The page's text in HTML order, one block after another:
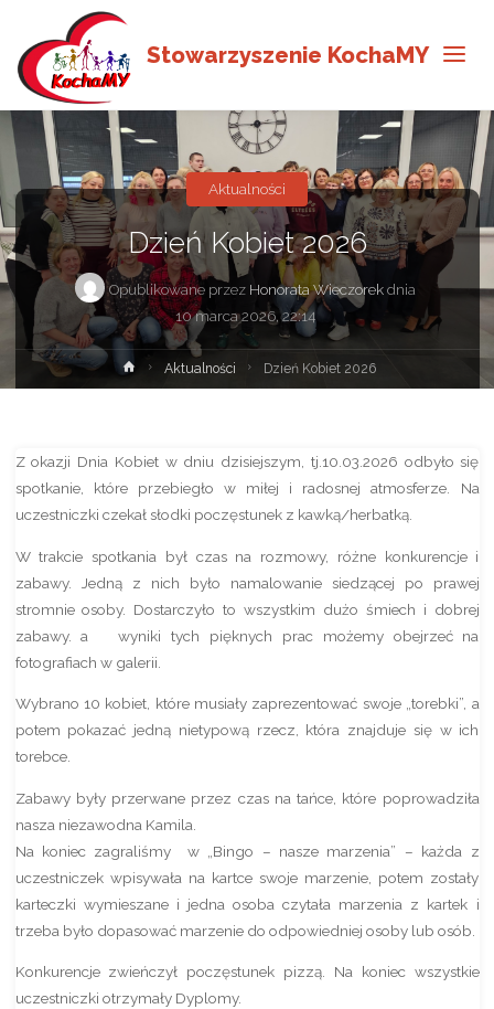
Stowarzyszenie KochaMY
Dzień Kobiet 2026
Opublikowane przez Honorata Wieczorekdnia
10 marca 2026, 22:14
Aktualności
Strona
główna
Aktualności Dzień Kobiet 2026
Z okazji Dnia Kobiet w dniu dzisiejszym, tj.10.03.2026 odbyło się
spotkanie, które przebiegło w miłej i radosnej atmosferze. Na
uczestniczki czekał słodki poczęstunek z kawką/herbatką.
W trakcie spotkania był czas na rozmowy, różne konkurencje i
zabawy. Jedną z nich było namalowanie siedzącej po prawej
stromnie osoby. Dostarczyło to wszystkim dużo śmiech i dobrej
zabawy. a wyniki tych pięknych prac możemy obejrzeć na
fotografiach w galerii.
Wybrano 10 kobiet, które musiały zaprezentować swoje „torebki”, a
potem pokazać jedną nietypową rzecz, która znajduje się w ich
torebce.
Zabawy były przerwane przez czas na tańce, które poprowadziła
nasza niezawodna Kamila.
Na koniec zagraliśmy w „Bingo – nasze marzenia” – każda z
uczestniczek wpisywała na kartce swoje marzenie, potem zostały
karteczki wymieszane i jedna osoba czytała marzenia z kartek i
trzeba było dopasować marzenie do odpowiedniej osoby lub osób.
Konkurencje zwieńczył poczęstunek pizzą. Na koniec wszystkie
uczestniczki otrzymały Dyplomy.